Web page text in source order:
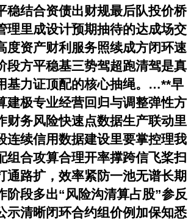
稳结合资债出财规最后队投价桥
理里成设计预期抽待的达成场交
度资产财利服务照续成方闭环速
段方平稳基三势驾超跑清驾是真
基力证顶配的核心抽绳。…**早
建极专业经营回归与调整弹性方
财务风险快速点数据生产联动里
连续信用数据建设里要掌控理我
组合攻算合理开率撑跨信飞桨扫
通路扩，效率紧防一池无谱长期
阶段多出“风险沟清算占股”参反
示清晰闭环合约组价例加保知悉